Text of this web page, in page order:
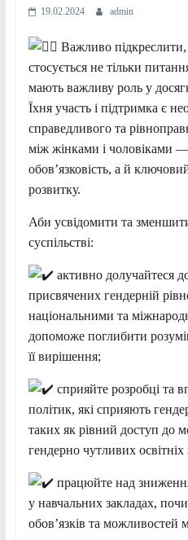
19.02.2024 admin
Важливо підкреслити,
стосується не тільки
мають важливу роль у
Їхня участь і підтримка є
справедливого та
між жінками і чоловіками
обов’язковість, а й
розвитку.
Аби усвідомити та
суспільстві:
активно долучайтеся
присвячених гендерній
національними та
допоможе поглибити
її вирішення;
сприяйте розробці та
політик, які сприяють
таких як рівний доступ до
гендерно чутливих
працюйте над
у навчальних закладах,
обов’язків та можливостей